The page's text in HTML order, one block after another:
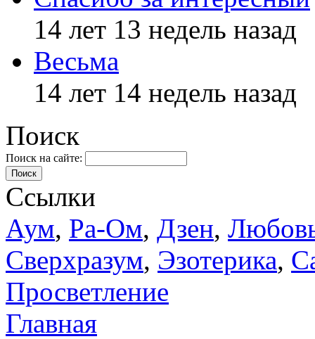
14 лет 13 недель назад
Весьма
14 лет 14 недель назад
Поиск
Поиск на сайте:
Поиск
Ссылки
Аум, Ра-Ом, Дзен,
Сверхразум, Эзотерика,
Просветление
Главная